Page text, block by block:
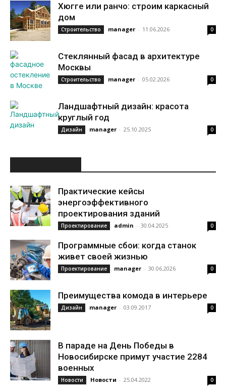
Хюгге или ранчо: строим каркасный
дом
Строительство manager - 11.06.2026 0
Стеклянный фасад в архитектуре
Москвы
Строительство manager - 05.02.2026 0
Ландшафтный дизайн: красота
круглый год
Дизайн manager - 25.10.2025 0
Практические кейсы
энергоэффективного
проектирования зданий
Проектирование admin - 30.04.2025 0
Программные сбои: когда станок
живет своей жизнью
Проектирование manager - 30.06.2026 0
Преимущества комода в интерьере
Дизайн manager - 03.09.2017 0
В параде на День Победы в
Новосибирске примут участие 2284
военных
Новости Новости - 25.04.2022 0